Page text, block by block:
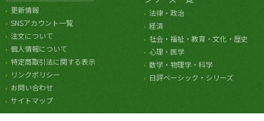
更新情報
SNSアカウント一覧
注文について
個人情報について
特定商取引法に関する表示
リンクポリシー
お問い合わせ
サイトマップ
法律・政治
経済
社会・福祉・教育・文化・歴史
心理・医学
数学・物理学・科学
日評ベーシック・シリーズ